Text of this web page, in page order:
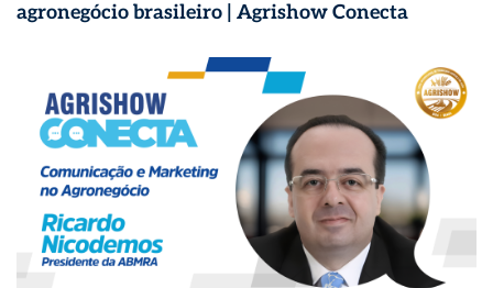
agronegócio brasileiro | Agrishow Conecta